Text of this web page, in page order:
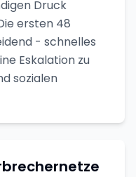
Druck
ersten 48
- schnelles
Eskalation zu
sozialen